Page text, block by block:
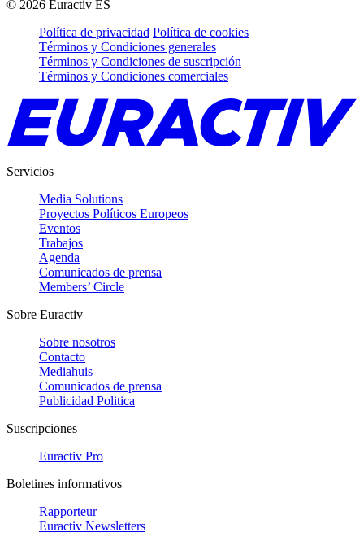
© 2026 Euractiv ES
Política de privacidad Política de cookies
Términos y Condiciones generales
Términos y Condiciones de suscripción
Términos y Condiciones comerciales
Servicios
Media Solutions
Proyectos Políticos Europeos
Eventos
Trabajos
Agenda
Comunicados de prensa
Members’ Circle
Sobre Euractiv
Sobre nosotros
Contacto
Mediahuis
Comunicados de prensa
Publicidad Politica
Suscripciones
Euractiv Pro
Boletines informativos
Rapporteur
Euractiv Newsletters